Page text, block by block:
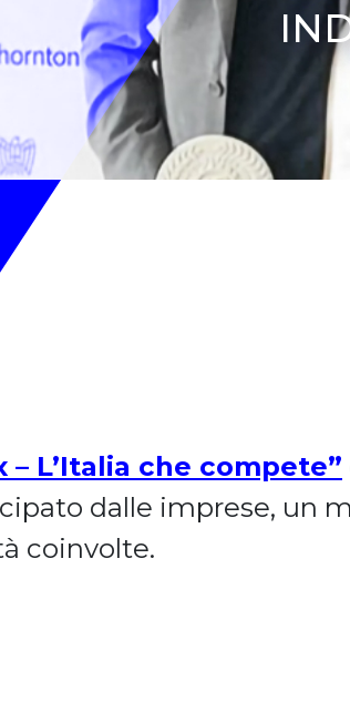
L’Italia che compete”
dalle imprese, un
coinvolte.